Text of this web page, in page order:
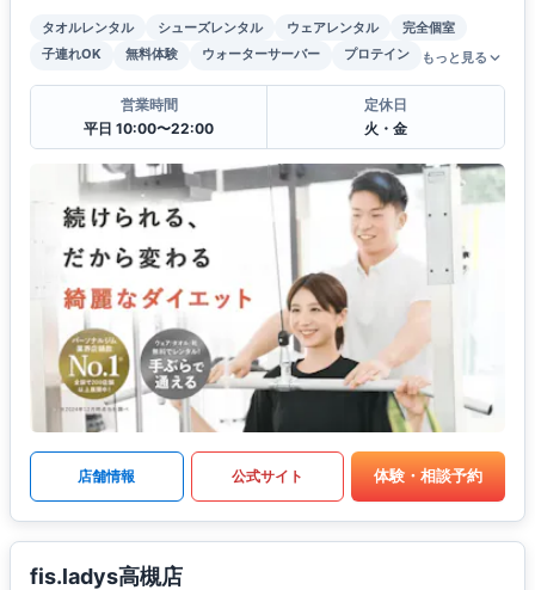
タオルレンタル シューズレンタル ウェアレンタル
完全個室
子連れOK
無料体験 ウォーターサーバー プロテイン もっと見る
営業時間
平日 10:00〜22:00
定休日
火・金
店舗情報 公式サイト 体験・相談予約
fis.ladys高槻店